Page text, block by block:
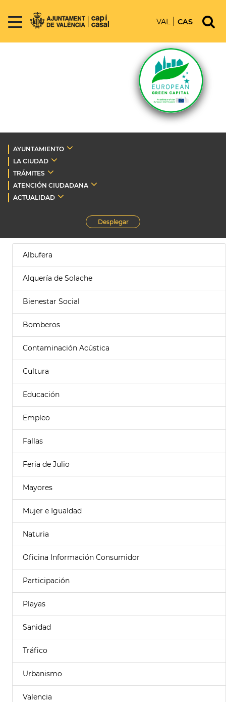
VAL CAS
AYUNTAMIENTO
LA CIUDAD
TRÁMITES
ATENCIÓN CIUDADANA
ACTUALIDAD
Desplegar
Albufera
Alquería de Solache
Bienestar Social
Bomberos
Contaminación Acústica
Cultura
Educación
Empleo
Fallas
Feria de Julio
Mayores
Mujer e Igualdad
Naturia
Oficina Información Consumidor
Participación
Playas
Sanidad
Tráfico
Urbanismo
Valencia